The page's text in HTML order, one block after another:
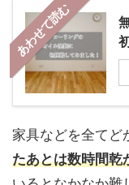
あわせて読む
家具などを全てど
たあとは数時間乾